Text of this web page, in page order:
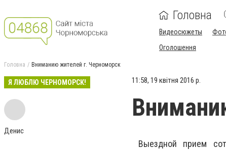
Головна
Видеосюжеты
Оголошення
Головна Вниманию жителей г. Черноморск
Я ЛЮБЛЮ ЧЕРНОМОРСК!
Денис
11:58, 19 квітня 2016 р.
Выездной прием